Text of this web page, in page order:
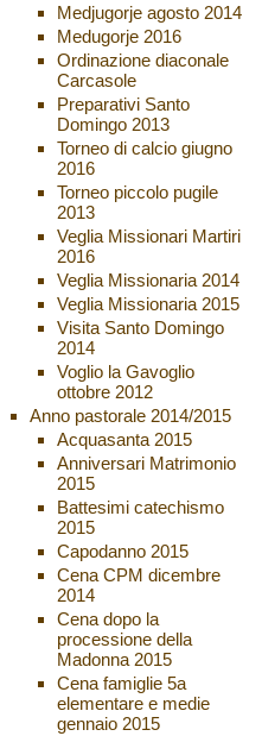
Medjugorje agosto 2014
Medugorje 2016
Ordinazione diaconale
Carcasole
Preparativi Santo
Domingo 2013
Torneo di calcio giugno
2016
Torneo piccolo pugile
2013
Veglia Missionari Martiri
2016
Veglia Missionaria 2014
Veglia Missionaria 2015
Visita Santo Domingo
2014
Voglio la Gavoglio
ottobre 2012
Anno pastorale 2014/2015
Acquasanta 2015
Anniversari Matrimonio
2015
Battesimi catechismo
2015
Capodanno 2015
Cena CPM dicembre
2014
Cena dopo la
processione della
Madonna 2015
Cena famiglie 5a
elementare e medie
gennaio 2015